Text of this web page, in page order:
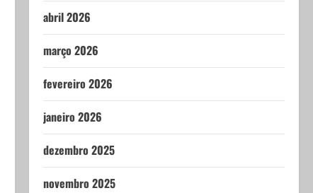
abril 2026
março 2026
fevereiro 2026
janeiro 2026
dezembro 2025
novembro 2025